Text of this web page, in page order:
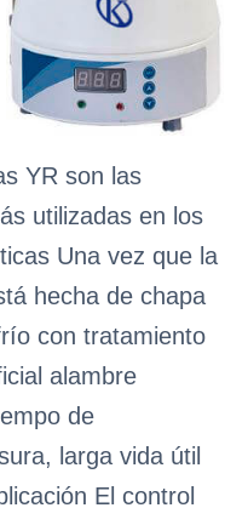
YR son las
utilizadas en los
Una vez que la
hecha de chapa
con tratamiento
alambre
de
larga vida útil
El control